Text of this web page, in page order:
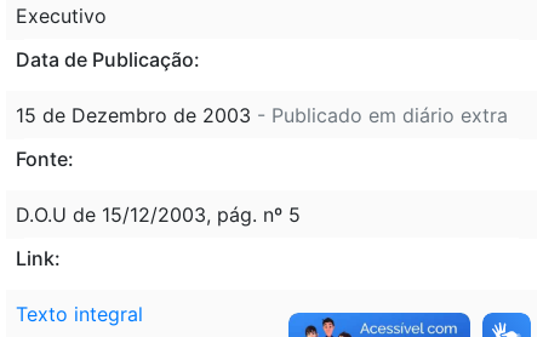
Executivo
Data de Publicação:
15 de Dezembro de 2003 - Publicado em diário extra
Fonte:
D.O.U de 15/12/2003, pág. nº 5
Link:
Texto integral